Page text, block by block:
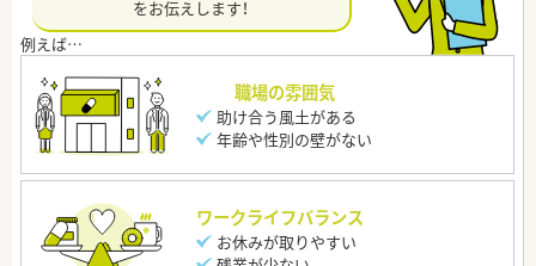
をお伝えします！
職場の雰囲気
助け合う風土がある
年齢や性別の壁がない
ワークライフバランス
お休みが取りやすい